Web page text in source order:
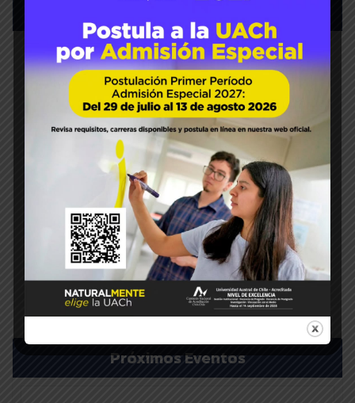
HOME
FACULTAD
INSTITUTOS
CARRERAS
VINCULACIÓN
LABORATORIOS
PLAN ESTRATÉGICO
Próximos Eventos